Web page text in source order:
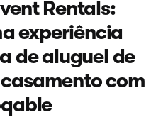
Rentals:
experiência
de aluguel de
com